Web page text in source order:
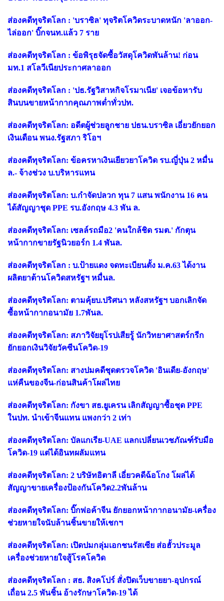
ส่องคดีทุจริตโลก : 'บราซิล' ทุจริตโควิดระบาดหนัก 'ลาออก-
ไล่ออก' บิ๊กจนท.แล้ว 7 ราย
ส่องคดีทุจริตโลก : ข้อพิรุธจัดซื้อวัสดุโควิดพันล้าน! ก่อน
มท.1 สโลวีเนียประกาศลาออก
ส่องคดีทุจริตโลก : 'ปธ.รัฐวิสาหกิจโรมาเนีย' เจอข้อหารับ
สินบนขายหน้ากากคุณภาพต่ำทั่วปท.
ส่องคดีทุจริตโลก: อดีตผู้ช่วยลูกชาย ปธน.บราซิล เอี่ยวยักยอก
เงินเดือน พนง.รัฐสภา ริโอฯ
ส่องคดีทุจริตโลก: ข้อครหาเงินเยียวยาโควิด รบ.ญี่ปุ่น 2 หมื่น
ล.- จ้างช่วง บ.บริหารแทน
ส่องคดีทุจริตโลก: บ.กำจัดปลวก ทุน 7 แสน พนักงาน 16 คน
ได้สัญญาชุด PPE รบ.อังกฤษ 4.3 พัน ล.
ส่องคดีทุจริตโลก: เซลล์รถมือ2 'คนใกล้ชิด รมต.' กักตุน
หน้ากากขายรัฐนิวยอร์ก 1.4 พันล.
ส่องคดีทุจริตโลก : บ.ป้ายแดง จดทะเบียนตั้ง ม.ค.63 ได้งาน
ผลิตยาต้านโควิดสหรัฐฯ หมื่นล.
ส่องคดีทุจริตโลก: ตามคุ้ยบ.ปริศนา หลังสหรัฐฯ บอกเลิกจัด
ซื้อหน้ากากอนามัย 1.7พันล.
ส่องคดีทุจริตโลก: สภาวิจัยยุโรปเสียรู้ นักวิทยาศาสตร์กรีก
ยักยอกเงินวิจัยวัคซีนโควิด-19
ส่องคดีทุจริตโลก: สางปมคดีชุดตรวจโควิด 'อินเดีย-อังกฤษ'
แห่คืนของจีน-ก่อนสินค้าโผล่ไทย
ส่องคดีทุจริตโลก: กังขา สธ.ยูเครน เลิกสัญญาซื้อชุด PPE
ในปท. นำเข้าจีนแทน แพงกว่า 2 เท่า
ส่องคดีทุจริตโลก: บัลแกเรีย-UAE แลกเปลี่ยนเวชภัณฑ์รับมือ
โควิด-19 แต่ได้อินทผลัมแทน
ส่องคดีทุจริตโลก: 2 บริษัทอิตาลี เอี่ยวคดีฉ้อโกง โผล่ได้
สัญญาขายเครื่องป้องกันโควิด2.2พันล้าน
ส่องคดีทุจริตโลก: บิ๊กพ่อค้าจีน ยักยอกหน้ากากอนามัย-เครื่อง
ช่วยหายใจนับล้านชิ้นขายให้เชกฯ
ส่องคดีทุจริตโลก: เปิดปมกลุ่มเอกชนรัสเซีย ส่อฮั้วประมูล
เครื่องช่วยหายใจสู้โรคโควิด
ส่องคดีทุจริตโลก : สธ. สิงคโปร์ สั่งปิดเว็บขายยา-อุปกรณ์
เถื่อน 2.5 พันชิ้น อ้างรักษาโควิด-19 ได้